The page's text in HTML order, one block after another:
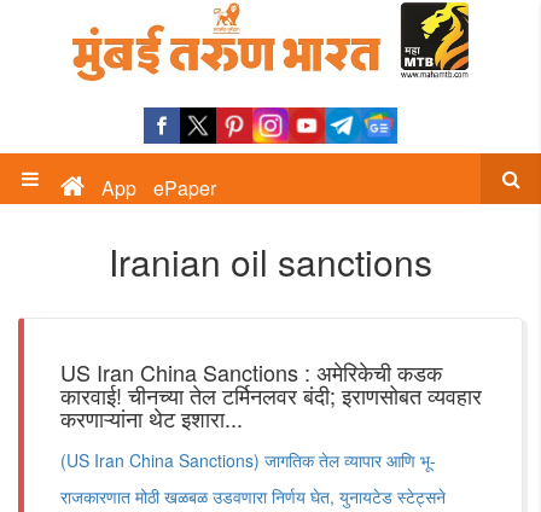
App ePaper
Iranian oil sanctions
US Iran China Sanctions : अमेरिकेची कडक
कारवाई! चीनच्या तेल टर्मिनलवर बंदी; इराणसोबत व्यवहार
करणाऱ्यांना थेट इशारा...
(US Iran China Sanctions) जागतिक तेल व्यापार आणि भू-
राजकारणात मोठी खळबळ उडवणारा निर्णय घेत, युनायटेड स्टेट्सने